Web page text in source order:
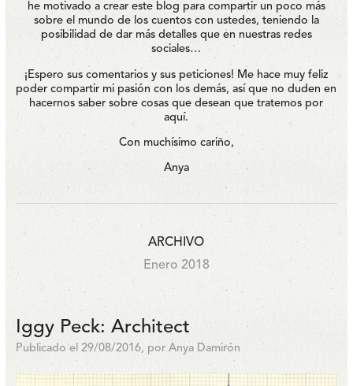
he motivado a crear este blog para compartir un poco más
sobre el mundo de los cuentos con ustedes, teniendo la
posibilidad de dar más detalles que en nuestras redes
sociales…
¡Espero sus comentarios y sus peticiones! Me hace muy feliz
poder compartir mi pasión con los demás, así que no duden en
hacernos saber sobre cosas que desean que tratemos por
aquí.
Con muchísimo cariño,
Anya
ARCHIVO
Enero 2018
Iggy Peck: Architect
Publicado el 29/08/2016, por Anya Damirón